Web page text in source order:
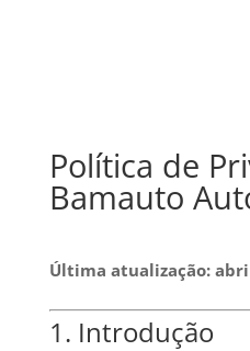
Política de
Bamauto
Última atualização:
1. Introdução